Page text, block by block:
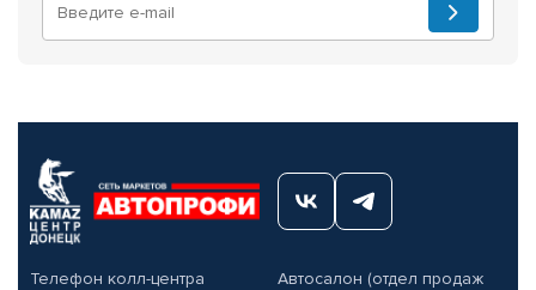
Телефон колл-центра
Автосалон (отдел продаж